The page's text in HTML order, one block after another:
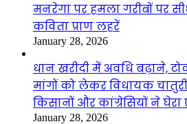
मनरेगा पर हमला गरीबों पर
कविता प्राण लहरें
January 28, 2026
धान खरीदी में अवधि बढ़ाने,
मांगों को लेकर विधायक
किसानों और कांग्रेसियों ने
January 28, 2026